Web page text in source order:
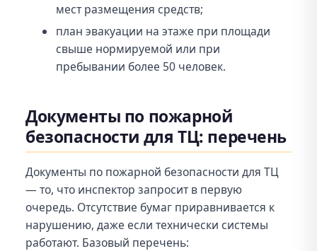
мест размещения средств;
план эвакуации на этаже при площади
свыше нормируемой или при
пребывании более 50 человек.
Документы по пожарной
безопасности для ТЦ: перечень
Документы по пожарной безопасности для ТЦ
— то, что инспектор запросит в первую
очередь. Отсутствие бумаг приравнивается к
нарушению, даже если технически системы
работают. Базовый перечень: